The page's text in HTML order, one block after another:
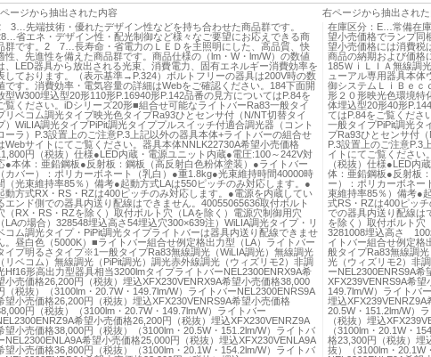
ージから抽出された内容
3…先端技術・優れたデザイン性などを持ち合わせた商品群です。
省エネ・デザイン性・配光制御など様々なご要望にお応えできる商
群です。2 7…長寿命・省電力のＬＥＤを主照明にした、高品質、快
性、先進性を備えた商品群です。商品仕様の（lm・W・lm/W）の数値
、LED器具から放出される光束、消費電力、固有エネルギー消費効率を
しております。（表示基準→P.324）ボルトフリーの器具は200V時の数
です。消費効率・電気容量の詳細はWebをご確認ください。184下面開
型W300埋込型20形110形P.16940形P.142品番の見方についてはP.84を
覧ください。iDシリーズ20形■組合せ可能なライトバーRa83一般タイ
リベコム調光タイプ映光色タイプRa93ひとセンサ付（N/NT切替タイ
）WiLIA調光タイプPiPit調光タイププルスイッチ付適合調光器（コント
ーラ）P.3設置上のご注意P.3上記以外の器具本体+ライトバーの組合せ
Webサイトにてご覧ください。器具本体NNLK22730A希望小売価格
円（税抜）仕様●LED内蔵・電源ユニット内蔵●電圧:100～242V対
●本体：亜鉛鋼板●反射板：鋼板（高反射白色粉体塗装）●ライトバー
（カバー）：ポリカーボネート（乳白）●重1.8kg●光束維持時間40000時
（光束維持率85％）備考●起動方式LAは550ピッチのみ対応します。●
動方式RX・RS・RZは400ピッチのみ対応します。●電源を内蔵してい
エンド側での器具内送り配線はできません。40055065636取付ボルト
（RX・RS・RZを除く）取付ボルト穴（LAを除く）電源穴制御用穴
（LAの場合）328548埋込高さ54埋込穴300×639注）WiLIA調光タイプ・リ
コム調光タイプ・PiPit調光タイプライトバーは器具内送り配線できませ
。昼白色（5000K）■ライトバー組合せ例定格出力型（LA）ライトバー
イプ明るさタイプ※1一般タイプRa83無線調光（WiLIA調光）無線調光
（リベコム）無線調光（PiPit調光）調光赤外線調光（ウィズリモ2）非調
Hf16形高出力型器具相当3200lmタイプライトバーNEL2300ENRX9A希
小売価格26,200円（税抜）埋込XFX230VENRX9A希望小売価格38,000
（税抜）（3100lm・20.7W・149.7lm/W）ライトバーNEL2300ENRS9A
望小売価格26,200円（税抜）埋込XFX230VENRS9A希望小売価格
円（税抜）（3100lm・20.7W・149.7lm/W）ライトバー
希望小売価格26,200円（税抜）埋込XFX230VENRZ9A
望小売価格38,000円（税抜）（3100lm・20.5W・151.2lm/W）ライトバ
NEL2300ENLA9A希望小売価格25,000円（税抜）埋込XFX230VENLA9A
望小売価格36,800円（税抜）（3100lm・20.1W・154.2lm/W）ライトバ
右ページから抽出され
在庫区分：E…常備
望小売価格でランプ
望小売価格には消費税
商品の納期および価格
185ＷｉＬＩＡ無線調
ューアル専用器具本体
御システムＬｉＢｅｃ
形２０形映光色環境特
体埋込型20形40形
てはP.84をご覧くださ
一般タイプPiPit調光タ
プRa93ひとセンサ付
P.3設置上のご注意P.3
イトにてご覧ください
（税抜）仕様●LED内
体：亜鉛鋼板●反射板
ー）：ポリカーボネー
束維持率85％）備考●
式RS・RZは400ピッ
での器具内送り配線は
を除く）取付ボルト穴
3281008埋込高さ 100
イトバー組合せ例定
般タイプRa83無線調
光（ウィズリモ2）非
ーNEL2300ENRS9A希
XFX239VENRS9A希望
149.7lm/W）ライトバ
埋込XFX239VENRZ9A
20.5W・151.2lm/W）
（税抜）埋込
（3100lm・20.1W・
格23,300円（税抜）埋
抜）（3100lm・20.1W